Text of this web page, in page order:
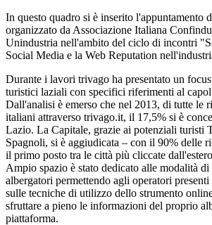
In questo quadro si è inserito l'appuntamento
organizzato da Associazione Italiana
Unindustria nell'ambito del ciclo di incontri
Social Media e la Web Reputation
Durante i lavori trivago ha presentato un
turistici laziali con specifici riferimenti al
Dall'analisi è emerso che nel 2013, di tutte le
italiani attraverso trivago.it, il 17,5% si è
Lazio. La Capitale, grazie ai potenziali turisti
Spagnoli, si è aggiudicata – con il 90% delle
il primo posto tra le città più cliccate
Ampio spazio è stato dedicato alle modalità
albergatori permettendo agli operatori
sulle tecniche di utilizzo dello strumento
sfruttare a pieno le informazioni del proprio
piattaforma.